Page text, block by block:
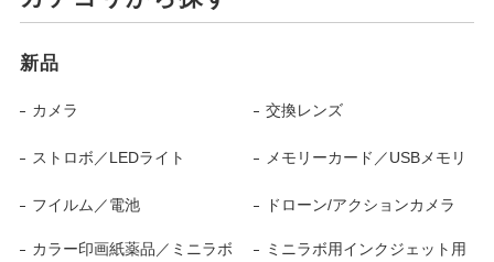
新品
カメラ 交換レンズ
ストロボ／LEDライト メモリーカード／USBメモリ
フイルム／電池 ドローン/アクションカメラ
カラー印画紙薬品／ミニラボ
ミニラボ用インクジェット用